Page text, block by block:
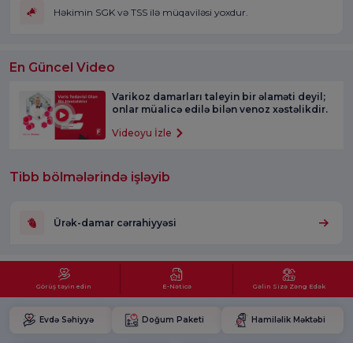
Həkimin SGK və TSS ilə müqaviləsi yoxdur.
En Güncel Video
Varikoz damarları taleyin bir əlaməti deyil;
onlar müalicə edilə bilən venoz xəstəlikdir.
Videoyu İzle
Tibb bölmələrində işləyib
Ürək-damar cərrahiyyəsi
Görüş təyin edin E-Nəticə Gəlin Sizə Zəng Edək
Evdə Səhiyyə Doğum Paketi Hamiləlik Məktəbi